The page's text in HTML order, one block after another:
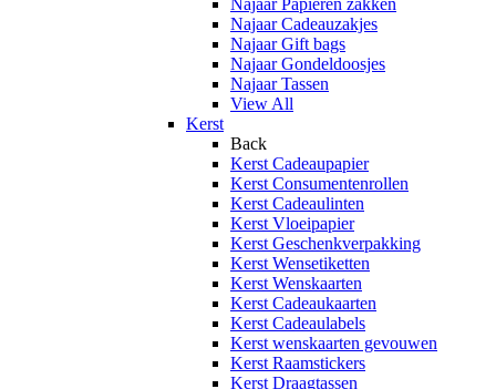
Najaar Papieren zakken
Najaar Cadeauzakjes
Najaar Gift bags
Najaar Gondeldoosjes
Najaar Tassen
View All
Kerst
Back
Kerst Cadeaupapier
Kerst Consumentenrollen
Kerst Cadeaulinten
Kerst Vloeipapier
Kerst Geschenkverpakking
Kerst Wensetiketten
Kerst Wenskaarten
Kerst Cadeaukaarten
Kerst Cadeaulabels
Kerst wenskaarten gevouwen
Kerst Raamstickers
Kerst Draagtassen